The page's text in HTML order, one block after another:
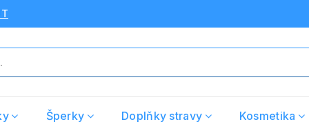
Šperky Doplňky stravy Kosmetika